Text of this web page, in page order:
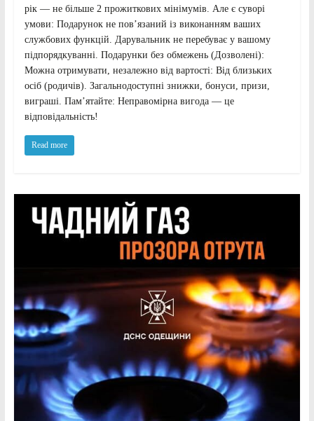
рік — не більше 2 прожиткових мінімумів. Але є суворі
умови: Подарунок не пов’язаний із виконанням ваших
службових функцій. Дарувальник не перебуває у вашому
підпорядкуванні. Подарунки без обмежень (Дозволені):
Можна отримувати, незалежно від вартості: Від близьких
осіб (родичів). Загальнодоступні знижки, бонуси, призи,
виграші. Пам’ятайте: Неправомірна вигода — це
відповідальність!
Read more